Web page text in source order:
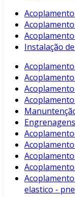
Instalação
elastico -